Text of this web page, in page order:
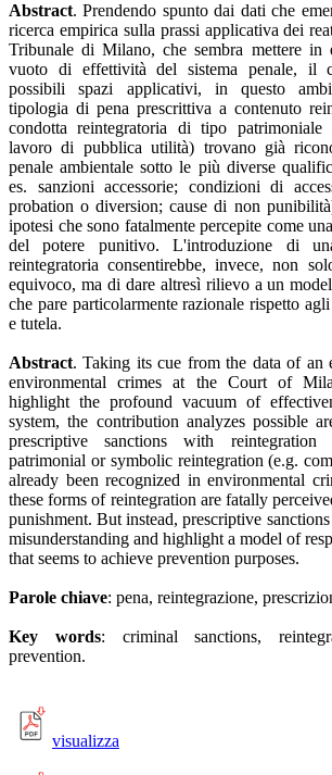
Abstract. Prendendo spunto dai dati che
ricerca empirica sulla prassi applicativa dei
Tribunale di Milano, che sembra mettere in
vuoto di effettività del sistema penale, il
possibili spazi applicativi, in questo
tipologia di pena prescrittiva a contenuto
condotta reintegratoria di tipo
lavoro di pubblica utilità) trovano già
penale ambientale sotto le più diverse
es. sanzioni accessorie; condizioni di
probation o diversion; cause di non
ipotesi che sono fatalmente percepite come
del potere punitivo. L'introduzione di
reintegratoria consentirebbe, invece, non
equivoco, ma di dare altresì rilievo a un
che pare particolarmente razionale rispetto
e tutela.
Abstract. Taking its cue from the data of an
environmental crimes at the Court of
highlight the profound vacuum of
system, the contribution analyzes possible
prescriptive sanctions with
patrimonial or symbolic reintegration (e.g.
already been recognized in environmental
these forms of reintegration are fatally
punishment. But instead, prescriptive
misunderstanding and highlight a model of
that seems to achieve prevention purposes.
Parole chiave: pena, reintegrazione,
Key words: criminal sanctions,
prevention.
visualizza